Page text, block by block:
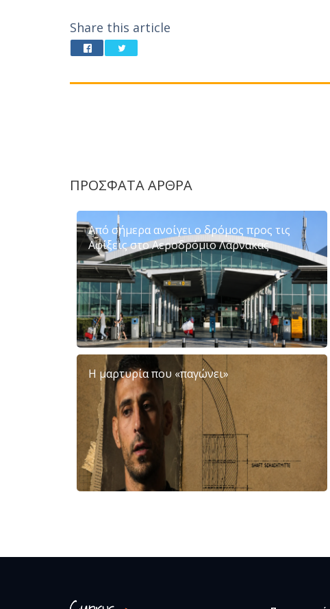
Share this article
ΠΡΟΣΦΑΤΑ ΑΡΘΡΑ
Από σήμερα ανοίγει ο δρόμος προς τις
Αφίξεις στο Αεροδρόμιο Λάρνακας
Η μαρτυρία που «παγώνει»